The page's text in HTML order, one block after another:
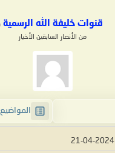
قنوات خليفة الله الرسمية
من الأنصار السابقين الأخيار
المواضيع
21-04-2024